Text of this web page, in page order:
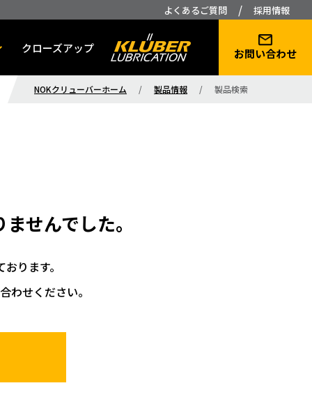
よくあるご質問 / 採用情報
クローズアップ お問い合わせ
NOKクリューバーホーム / 製品情報 / 製品検索
せんでした。
ります。
わせください。